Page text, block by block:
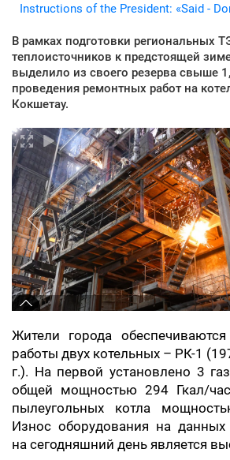
Instructions of the President: «Said -
В рамках подготовки региональных
теплоисточников к предстоящей
выделило из своего резерва свыше
проведения ремонтных работ на
Кокшетау.
Жители города
работы двух котельных – РК-1
г.). На первой установлено 3
общей мощностью 294 Гкал/
пылеугольных котла
Износ оборудования на данных
на сегодняшний день является